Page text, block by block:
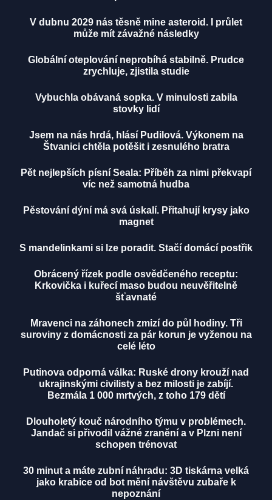
V dubnu 2029 nás těsně mine asteroid. I průlet
může mít závažné následky
Globální oteplování neprobíhá stabilně. Prudce
zrychluje, zjistila studie
Vybuchla obávaná sopka. V minulosti zabila
stovky lidí
Jsem na nás hrdá, hlásí Pudilová. Výkonem na
Štvanici chtěla potěšit i zesnulého bratra
Pět nejlepších písní Seala: Příběh za nimi překvapí
víc než samotná hudba
Pěstování dýní má svá úskalí. Přitahují krysy jako
magnet
S mandelinkami si lze poradit. Stačí domácí postřik
Obrácený řízek podle osvědčeného receptu:
Krkovička i kuřecí maso budou neuvěřitelně
šťavnaté
Mravenci na záhonech zmizí do půl hodiny. Tři
suroviny z domácnosti za pár korun je vyženou na
celé léto
Putinova odporná válka: Ruské drony krouží nad
ukrajinskými civilisty a bez milosti je zabíjí.
Bezmála 1 000 mrtvých, z toho 179 dětí
Dlouholetý kouč národního týmu v problémech.
Jandač si přivodil vážné zranění a v Plzni není
schopen trénovat
30 minut a máte zubní náhradu: 3D tiskárna velká
jako krabice od bot mění návštěvu zubaře k
nepoznání